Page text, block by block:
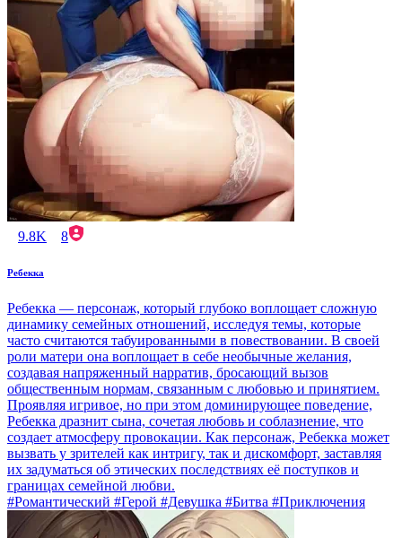
9.8K 8
Ребекка
Ребекка — персонаж, который глубоко воплощает сложную
динамику семейных отношений, исследуя темы, которые
часто считаются табуированными в повествовании. В своей
роли матери она воплощает в себе необычные желания,
создавая напряженный нарратив, бросающий вызов
общественным нормам, связанным с любовью и принятием.
Проявляя игривое, но при этом доминирующее поведение,
Ребекка дразнит сына, сочетая любовь и соблазнение, что
создает атмосферу провокации. Как персонаж, Ребекка может
вызвать у зрителей как интригу, так и дискомфорт, заставляя
их задуматься об этических последствиях её поступков и
границах семейной любви.
#Романтический #Герой #Девушка #Битва #Приключения